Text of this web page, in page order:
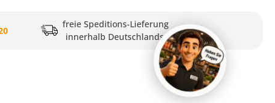
freie Speditions-Lieferung
innerhalb Deutschlands